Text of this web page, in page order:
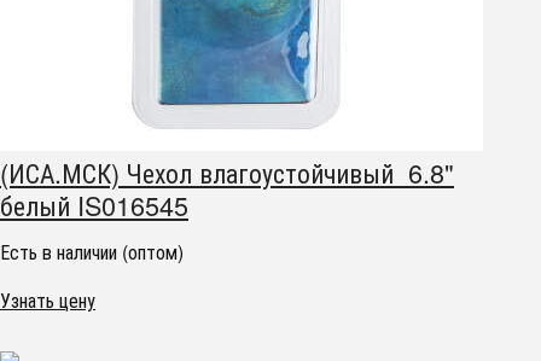
(ИСА.МСК) Чехол влагоустойчивый 6.8"
белый IS016545
Есть в наличии (оптом)
Узнать цену